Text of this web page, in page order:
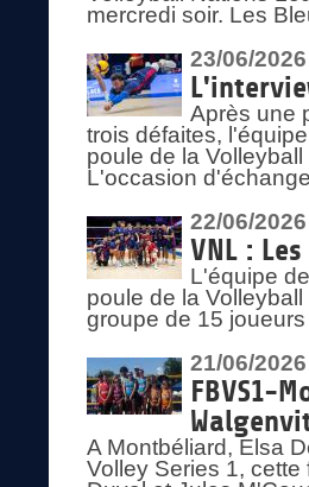
mercredi soir. Les
23/06/2026
Après une
trois défaites,
poule de la
L'occasion
22/06/2026
VNL :
L'équipe
poule de la
groupe de 15
21/06/2026
FBVS1-
A Montbéliard, Elsa
Volley Series 1,